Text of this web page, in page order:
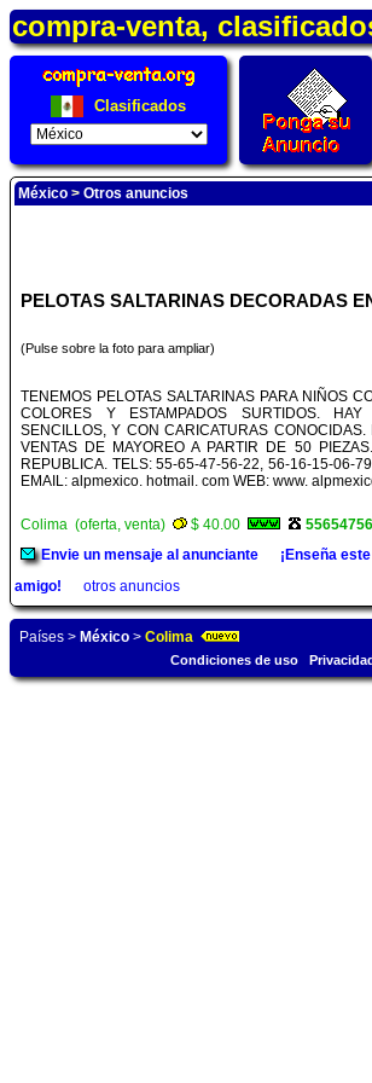
compra-venta,
Clasificados
México > Otros anuncios
PELOTAS SALTARINAS DECORADAS
(Pulse sobre la foto para ampliar)
TENEMOS PELOTAS SALTARINAS PARA NIÑOS
COLORES Y ESTAMPADOS SURTIDOS. HAY
SENCILLOS, Y CON CARICATURAS
VENTAS DE MAYOREO A PARTIR DE 50
REPUBLICA. TELS: 55-65-47-56-22, 56-16-15-06-
EMAIL: alpmexico. hotmail. com WEB: www.
Colima (oferta, venta) $ 40.00
Envie un mensaje al anunciante
¡Enseña
amigo!
otros anuncios
Países > México > Colima
Condiciones de uso